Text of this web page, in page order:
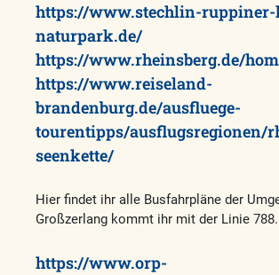
https://www.stechlin-
naturpark.de/
https://www.rheinsberg.de/
https://www.reiseland-
brandenburg.de/ausfluege-
tourentipps/ausflugsregionen/
seenkette/
Hier findet ihr alle Busfahrpläne der
Großzerlang kommt ihr mit der Linie 788.
https://www.orp-